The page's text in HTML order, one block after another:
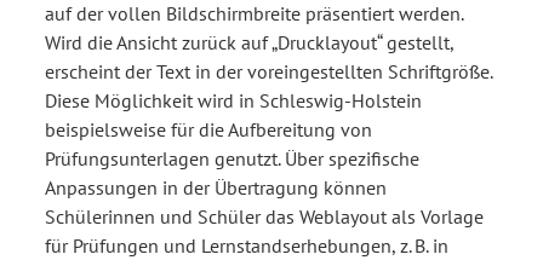
auf der vollen Bildschirmbreite präsentiert werden.
Wird die Ansicht zurück auf „Drucklayout“ gestellt,
erscheint der Text in der voreingestellten Schriftgröße.
Diese Möglichkeit wird in Schleswig-Holstein
beispielsweise für die Aufbereitung von
Prüfungsunterlagen genutzt. Über spezifische
Anpassungen in der Übertragung können
Schülerinnen und Schüler das Weblayout als Vorlage
für Prüfungen und Lernstandserhebungen, z. B. in